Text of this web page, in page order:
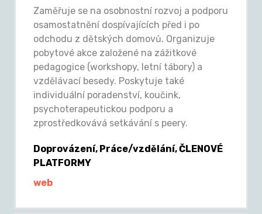
Zaměřuje se na osobnostní rozvoj a podporu
osamostatnění dospívajících před i po
odchodu z dětských domovů. Organizuje
pobytové akce založené na zážitkové
pedagogice (workshopy, letní tábory) a
vzdělávací besedy. Poskytuje také
individuální poradenství, koučink,
psychoterapeutickou podporu a
zprostředkovává setkávání s peery.
Doprovázení, Práce/vzdělání, ČLENOVÉ
PLATFORMY
web